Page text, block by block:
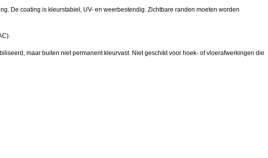
De coating is kleurstabiel, UV- en weerbestendig. Zichtbare randen moeten worden
maar buiten niet permanent kleurvast. Niet geschikt voor hoek- of vloerafwerkingen die